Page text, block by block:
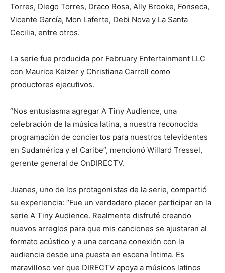
Torres, Diego Torres, Draco Rosa, Ally Brooke, Fonseca,
Vicente García, Mon Laferte, Debi Nova y La Santa
Cecilia, entre otros.
La serie fue producida por February Entertainment LLC
con Maurice Keizer y Christiana Carroll como
productores ejecutivos.
“Nos entusiasma agregar A Tiny Audience, una
celebración de la música latina, a nuestra reconocida
programación de conciertos para nuestros televidentes
en Sudamérica y el Caribe”, mencionó Willard Tressel,
gerente general de OnDIRECTV.
Juanes, uno de los protagonistas de la serie, compartió
su experiencia: “Fue un verdadero placer participar en la
serie A Tiny Audience. Realmente disfruté creando
nuevos arreglos para que mis canciones se ajustaran al
formato acústico y a una cercana conexión con la
audiencia desde una puesta en escena íntima. Es
maravilloso ver que DIRECTV apoya a músicos latinos